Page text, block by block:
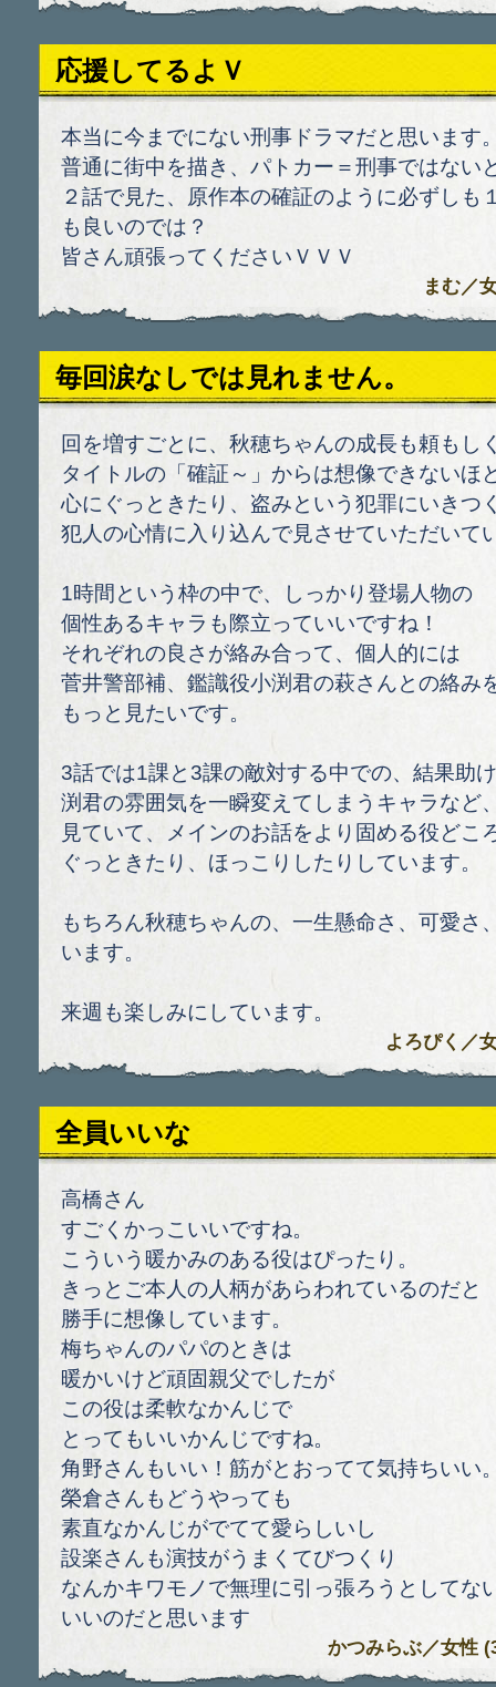
応援してるよＶ
本当に今までにない刑事ドラマだと思います
普通に街中を描き、パトカー＝刑事ではない
２話で見た、原作本の確証のように必ずしも
も良いのでは？
皆さん頑張ってくださいＶＶＶ
まむ／
毎回涙なしでは見れません。
回を増すごとに、秋穂ちゃんの成長も頼もし
タイトルの「確証～」からは想像できないほ
心にぐっときたり、盗みという犯罪にいきつ
犯人の心情に入り込んで見させていただいて
1時間という枠の中で、しっかり登場人物の
個性あるキャラも際立っていいですね！
それぞれの良さが絡み合って、個人的には
菅井警部補、鑑識役小渕君の萩さんとの絡み
もっと見たいです。
3話では1課と3課の敵対する中での、結果助
渕君の雰囲気を一瞬変えてしまうキャラなど
見ていて、メインのお話をより固める役どこ
ぐっときたり、ほっこりしたりしています。
もちろん秋穂ちゃんの、一生懸命さ、可愛さ
います。
来週も楽しみにしています。
よろぴく ／
全員いいな
高橋さん
すごくかっこいいですね。
こういう暖かみのある役はぴったり。
きっとご本人の人柄があらわれているのだと
勝手に想像しています。
梅ちゃんのパパのときは
暖かいけど頑固親父でしたが
この役は柔軟なかんじで
とってもいいかんじですね。
角野さんもいい！筋がとおってて気持ちいい
榮倉さんもどうやっても
素直なかんじがでてて愛らしいし
設楽さんも演技がうまくてびつくり
なんかキワモノで無理に引っ張ろうとしてな
いいのだと思います
かつみらぶ／女性